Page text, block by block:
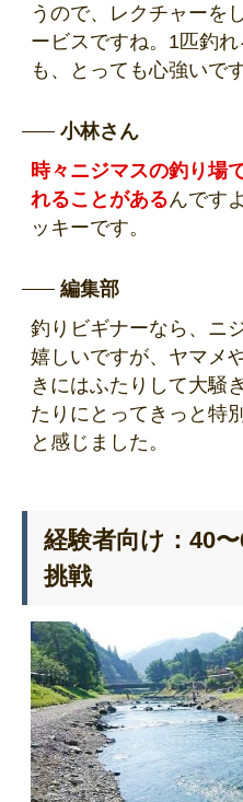
うので、レクチャーを
ービスですね。1匹釣
も、とっても心強いで
小林さん
時々ニジマスの釣り場
れることがあるんです
ッキーです。
編集部
釣りビギナーなら、ニ
嬉しいですが、ヤマメ
きにはふたりして大騒
たりにとってきっと特
と感じました。
経験者向け：40
挑戦